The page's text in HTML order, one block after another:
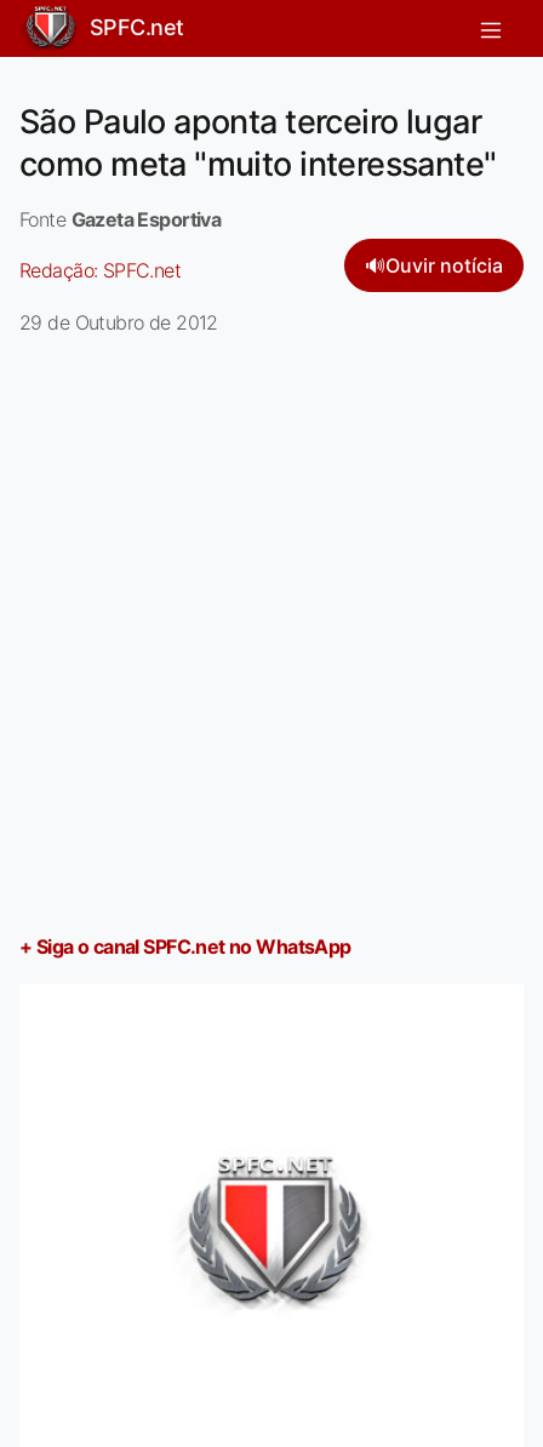
SPFC.net
São Paulo aponta terceiro lugar
como meta "muito interessante"
Fonte Gazeta Esportiva
Redação: SPFC.net 🔊Ouvir notícia
29 de Outubro de 2012
+ Siga o canal SPFC.net no WhatsApp